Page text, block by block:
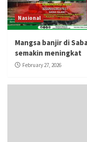
Nasional
Mangsa banjir di
semakin meningkat
February 27, 2026